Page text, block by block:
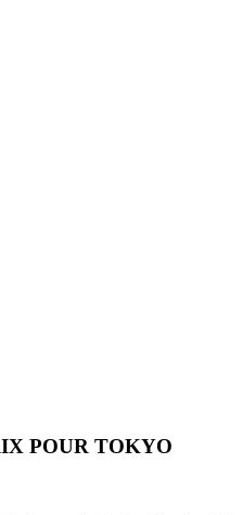
POUR TOKYO